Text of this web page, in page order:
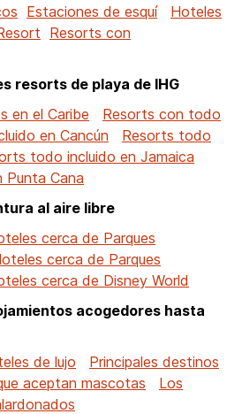
Estaciones de esquí
Hoteles
Resorts con
resorts de playa de IHG
en el Caribe
Resorts con todo
en Cancún
Resorts todo
todo incluido en Jamaica
Punta Cana
al aire libre
cerca de Parques
cerca de Parques
cerca de Disney World
acogedores hasta
de lujo
Principales destinos
aceptan mascotas
Los